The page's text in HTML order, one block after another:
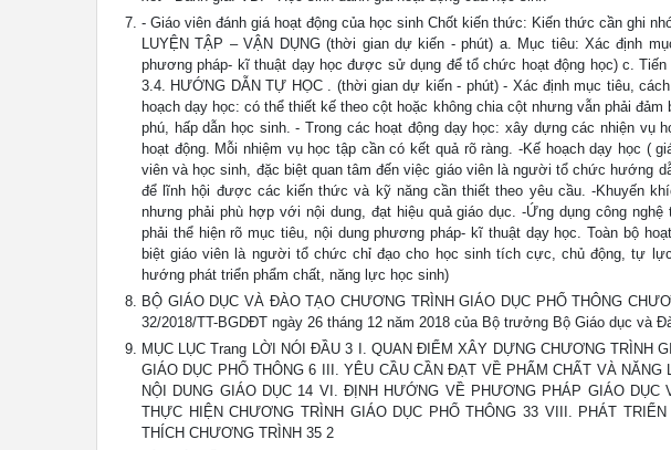
- Giáo viên đánh giá hoạt động của học sinh Chốt kiến thức: Kiến thức cần ghi
LUYỆN TẬP – VẬN DỤNG (thời gian dự kiến - phút) a. Mục tiêu: Xác định
phương pháp- kĩ thuật dạy học được sử dụng để tổ chức hoạt động học) c.
3.4. HƯỚNG DẪN TỰ HỌC . (thời gian dự kiến - phút) - Xác định mục tiêu,
hoạch dạy học: có thể thiết kế theo cột hoặc không chia cột nhưng vẫn phải
phú, hấp dẫn học sinh. - Trong các hoạt động dạy học: xây dựng các nhiện
hoạt động. Mỗi nhiệm vụ học tập cần có kết quả rõ ràng. -Kế hoạch dạy học (
viên và học sinh, đặc biệt quan tâm đến việc giáo viên là người tổ chức hướng
để lĩnh hội được các kiến thức và kỹ năng cần thiết theo yêu cầu. -Khuyến
nhưng phải phù hợp với nội dung, đạt hiệu quả giáo dục. -Ứng dụng công
phải thể hiện rõ mục tiêu, nội dung phương pháp- kĩ thuật dạy học. Toàn bộ
biệt giáo viên là người tổ chức chỉ đạo cho học sinh tích cực, chủ động, tự
hướng phát triển phẩm chất, năng lực học sinh)
BỘ GIÁO DỤC VÀ ĐÀO TẠO CHƯƠNG TRÌNH GIÁO DỤC PHỔ THÔNG
32/2018/TT-BGDĐT ngày 26 tháng 12 năm 2018 của Bộ trưởng Bộ Giáo dục và
MỤC LỤC Trang LỜI NÓI ĐẦU 3 I. QUAN ĐIỂM XÂY DỰNG CHƯƠNG TRÌNH
GIÁO DỤC PHỔ THÔNG 6 III. YÊU CẦU CẦN ĐẠT VỀ PHẨM CHẤT VÀ
NỘI DUNG GIÁO DỤC 14 VI. ĐỊNH HƯỚNG VỀ PHƯƠNG PHÁP GIÁO
THỰC HIỆN CHƯƠNG TRÌNH GIÁO DỤC PHỔ THÔNG 33 VIII. PHÁT
THÍCH CHƯƠNG TRÌNH 35 2